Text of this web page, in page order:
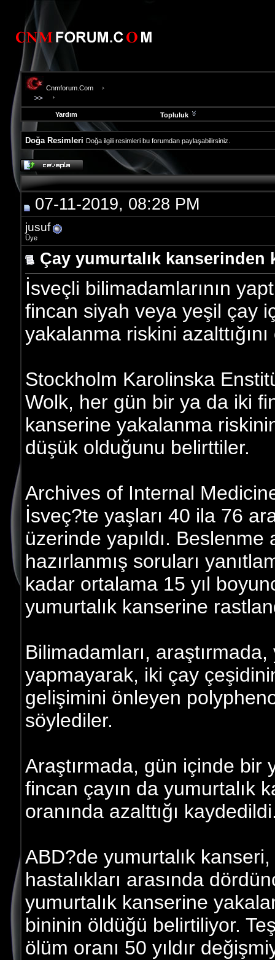
Cnmforum.Com
Yardım Topluluk
Doğa Resimleri Doğa ilgili resimleri bu forumdan paylaşabilirsiniz.
evooli
fethiye
escort
gaziantep
escort
gaziantep
escort
07-11-2019, 08:28 PM
jusuf
Üye
Çay yumurtalık kanserinden
İsveçli bilimadamlarının
fincan siyah veya yeşil çay
yakalanma riskini
Stockholm Karolinska
Wolk, her gün bir ya da iki
kanserine yakalanma
düşük olduğunu belirttiler.
Archives of Internal
İsveç?te yaşları 40 ila 76
üzerinde yapıldı. Beslenme
hazırlanmış soruları
kadar ortalama 15 yıl
yumurtalık kanserine
Bilimadamları,
yapmayarak, iki çay
gelişimini önleyen
söylediler.
Araştırmada, gün içinde bir
fincan çayın da yumurtalık
oranında azalttığı
ABD?de yumurtalık
hastalıkları arasında
yumurtalık kanserine
bininin öldüğü belirtiliyor.
ölüm oranı 50 yıldır